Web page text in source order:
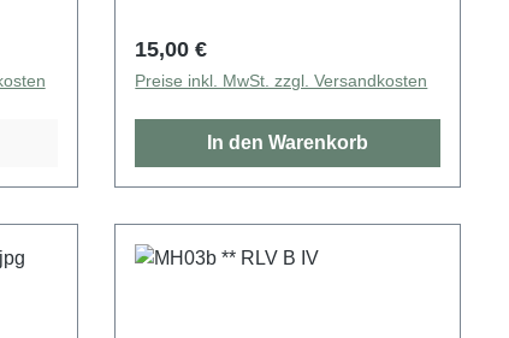
Regulärer Preis:
15,00 €
Preise inkl. MwSt. zzgl. Versandkosten
In den Warenkorb